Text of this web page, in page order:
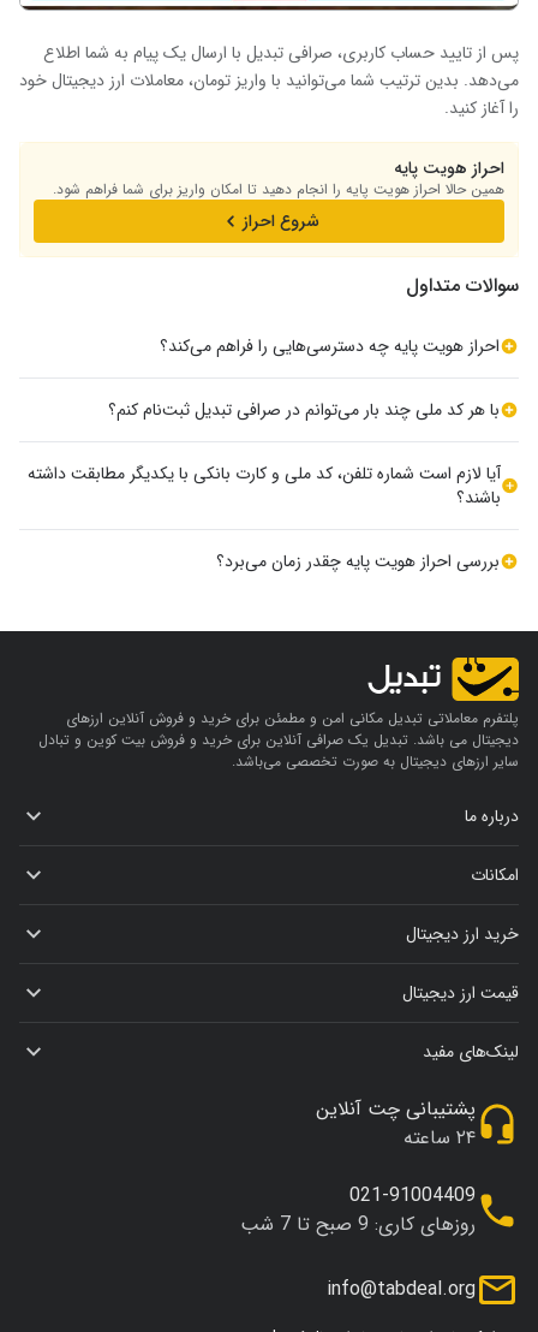
پس از تایید حساب کاربری، صرافی تبدیل با ارسال یک پیام به شما اطلاع
می‌دهد. بدین ترتیب شما می‌توانید با واریز تومان، معاملات ارز دیجیتال خود
را آغاز کنید.
احراز هویت پایه
همین حالا احراز هویت پایه را انجام دهید تا امکان واریز برای شما فراهم شود.
شروع احراز
سوالات متداول
احراز هویت پایه چه دسترسی‌هایی را فراهم می‌کند؟
با احراز هویت پایه، امکان واریز و برداشت تومان، واریز ارز دیجیتال و انجام
معامله برای شما فراهم می‌شود.
با هر کد ملی چند بار می‌توانم در صرافی تبدیل ثبت‌نام کنم؟
با هر کد ملی تنها می‌توانید یک بار در صرافی تبدیل ثبت‌نام کنید. دفعات
بعد می‌توانید با کلیک روی گزینه «وارد شوید»، به حساب کاربری خود
دسترسی پیدا کنید.
آیا لازم است شماره تلفن، کد ملی و کارت بانکی با یکدیگر مطابقت داشته
باشند؟
بله. برای اینکه احراز هویت شما به‌درستی انجام شود، لازم است تمام
مشخصات (کد ملی، شماره تلفن و شماره کارت)، به نام شما باشند.
بررسی احراز هویت پایه چقدر زمان می‌برد؟
پلتفرم معاملاتی تبدیل مکانی امن و مطمئن برای خرید و فروش آنلاین ارز‌های
دیجیتال می باشد. تبدیل یک صرافی آنلاین برای خرید و فروش بیت کوین و تبادل
سایر ارزهای دیجیتال به صورت تخصصی می‌باشد.
درباره ما
امکانات
خرید ارز دیجیتال
قیمت ارز دیجیتال
لینک‌های مفید
پشتیبانی چت آنلاین
۲۴ ساعته
021-91004409
روزهای کاری: 9 صبح تا 7 شب
info@tabdeal.org